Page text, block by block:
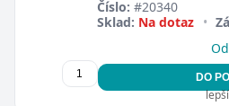
Číslo: #20340
Sklad: Na dotaz •
DO